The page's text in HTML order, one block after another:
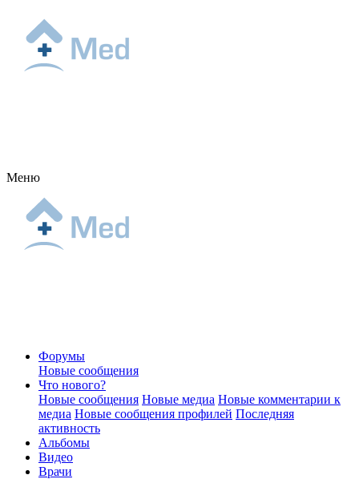
Меню
Форумы
Новые сообщения
Что нового?
Новые сообщения Новые медиа Новые комментарии к
медиа Новые сообщения профилей Последняя
активность
Альбомы
Видео
Врачи